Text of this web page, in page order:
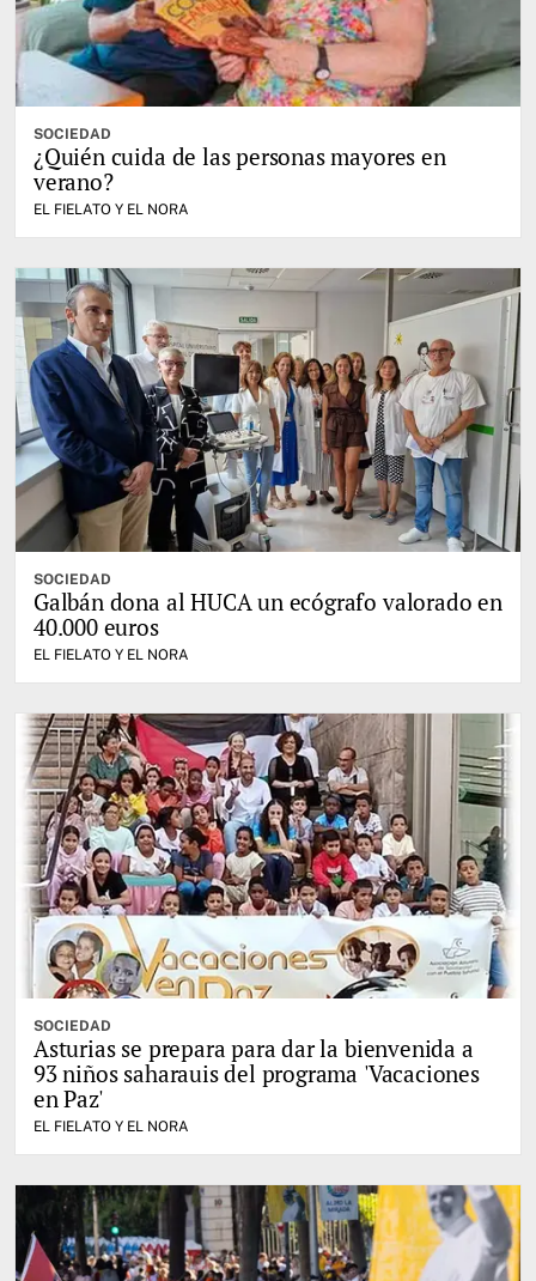
SOCIEDAD
¿Quién cuida de las personas mayores en
verano?
EL FIELATO Y EL NORA
SOCIEDAD
Galbán dona al HUCA un ecógrafo valorado en
40.000 euros
EL FIELATO Y EL NORA
SOCIEDAD
Asturias se prepara para dar la bienvenida a
93 niños saharauis del programa 'Vacaciones
en Paz'
EL FIELATO Y EL NORA